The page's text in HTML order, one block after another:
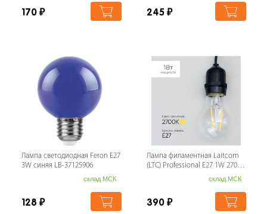
170 ₽ 245 ₽
Лампа светодиодная Feron E27
3W синяя LB-37125906
склад МСК
128 ₽
Лампа филаментная Laitcom
(LTC) Professional Е27 1W 2700K
склад МСК
390 ₽